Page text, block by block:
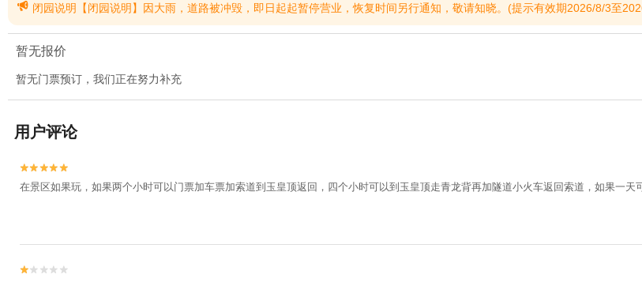
 闭园说明【闭园说明】因大雨，道路被冲毁，即日起起暂停营业，恢复时间另行通知，敬请知晓。(提示有效期2026/8/3至
暂无报价
暂无门票预订，我们正在努力补充
用户评论


在景区如果玩，如果两个小时可以门票加车票加索道到玉皇顶返回，四个小时可以到玉皇顶走青龙背再加隧道小火车返回索道，如果一天

